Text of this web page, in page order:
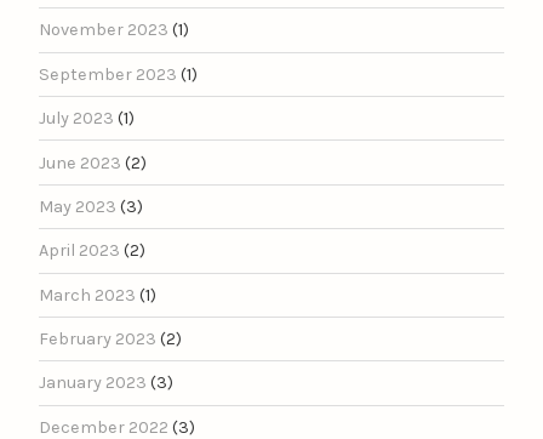
November 2023 (1)
September 2023 (1)
July 2023 (1)
June 2023 (2)
May 2023 (3)
April 2023 (2)
March 2023 (1)
February 2023 (2)
January 2023 (3)
December 2022 (3)